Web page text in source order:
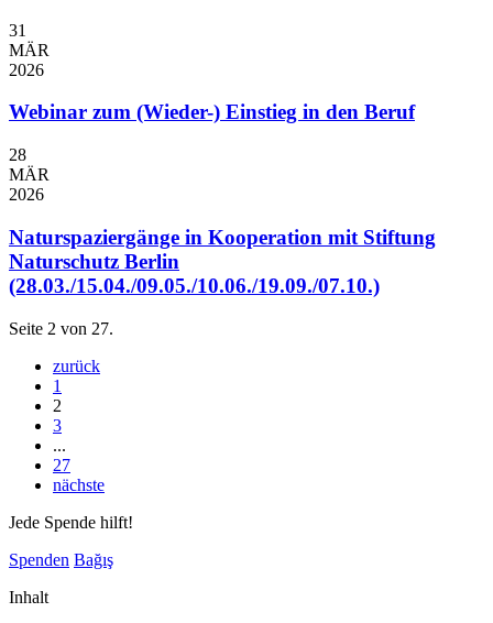
31
MÄR
2026
Webinar zum (Wieder-) Einstieg in den Beruf
28
MÄR
2026
Naturspaziergänge in Kooperation mit Stiftung
Naturschutz Berlin
(28.03./15.04./09.05./10.06./19.09./07.10.)
Seite 2 von 27.
zurück
1
2
3
...
27
nächste
Jede Spende hilft!
Spenden Bağış
Inhalt